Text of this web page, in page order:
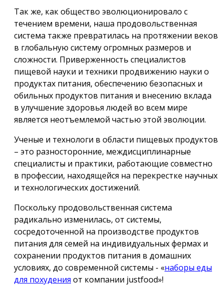
Так же, как общество эволюционировало с
течением времени, наша продовольственная
система также превратилась на протяжении веков
в глобальную систему огромных размеров и
сложности. Приверженность специалистов
пищевой науки и техники продвижению науки о
продуктах питания, обеспечению безопасных и
обильных продуктов питания и внесению вклада
в улучшение здоровья людей во всем мире
является неотъемлемой частью этой эволюции.
Ученые и технологи в области пищевых продуктов
– это разносторонние, междисциплинарные
специалисты и практики, работающие совместно
в профессии, находящейся на перекрестке научных
и технологических достижений.
Поскольку продовольственная система
радикально изменилась, от системы,
сосредоточенной на производстве продуктов
питания для семей на индивидуальных фермах и
сохранении продуктов питания в домашних
условиях, до современной системы - «наборы еды
для похудения от компании justfood»!